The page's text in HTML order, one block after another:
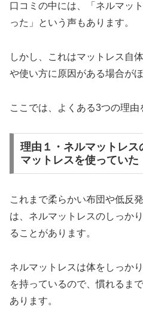
口コミの中には、「ネルマッ
った」という声もあります。
しかし、これはマットレス自
や使い方に原因がある場合がほ
ここでは、よくある3つの理由
理由１・ネルマットレ
マットレスを使っていた
これまで柔らかい布団や低反
は、ネルマットレスのしっか
ることがあります。
ネルマットレスは体をしっか
を持っているので、慣れるま
あります。